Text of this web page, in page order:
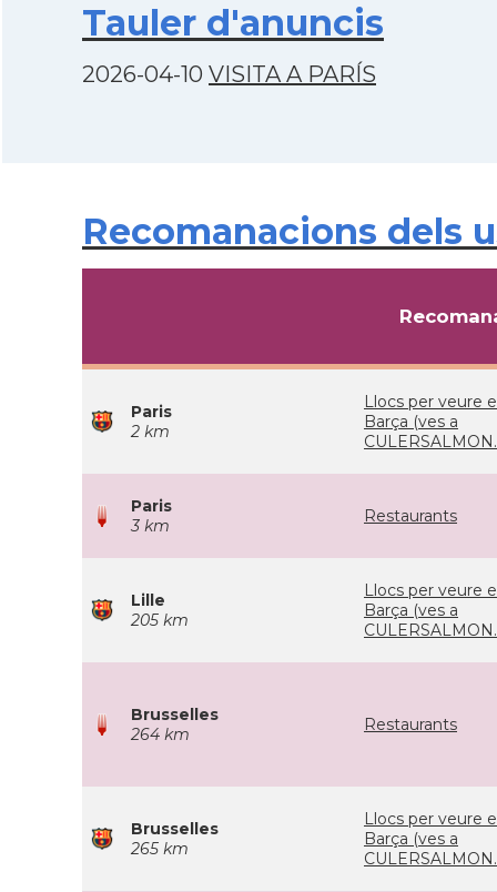
Tauler d'anuncis
2026-04-10 VISITA A PARÍS
Recomanacions dels
Paris
2 km
Llocs per veure
Barça (ves a
Paris
3 km
Restaurants
Lille
205 km
Llocs per veure
Barça (ves a
Brusselles
264 km
Restaurants
Brusselles
265 km
Llocs per veure
Barça (ves a